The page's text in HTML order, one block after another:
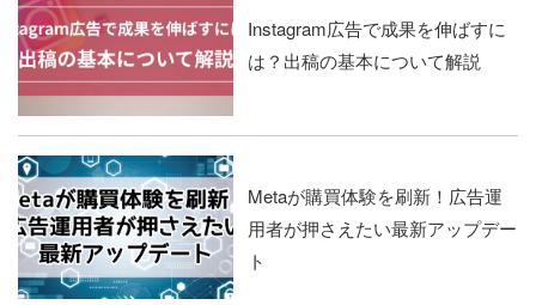
Instagram広告で成果を伸ばすに
は？出稿の基本について解説
Metaが購買体験を刷新！広告運
用者が押さえたい最新アップデー
ト